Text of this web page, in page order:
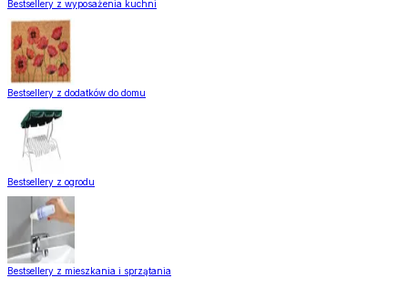
Bestsellery z wyposażenia kuchni
Bestsellery z dodatków do domu
Bestsellery z ogrodu
Bestsellery z mieszkania i sprzątania